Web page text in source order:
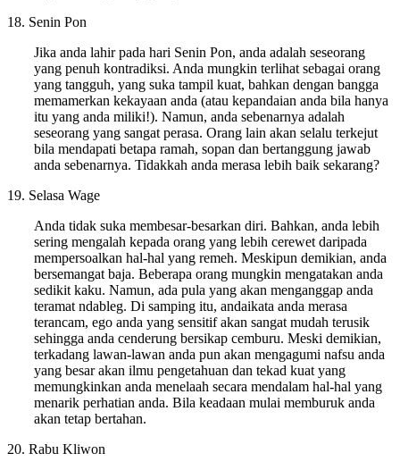
18. Senin Pon
Jika anda lahir pada hari Senin Pon, anda adalah seseorang
yang penuh kontradiksi. Anda mungkin terlihat sebagai orang
yang tangguh, yang suka tampil kuat, bahkan dengan bangga
memamerkan kekayaan anda (atau kepandaian anda bila hanya
itu yang anda miliki!). Namun, anda sebenarnya adalah
seseorang yang sangat perasa. Orang lain akan selalu terkejut
bila mendapati betapa ramah, sopan dan bertanggung jawab
anda sebenarnya. Tidakkah anda merasa lebih baik sekarang?
19. Selasa Wage
Anda tidak suka membesar-besarkan diri. Bahkan, anda lebih
sering mengalah kepada orang yang lebih cerewet daripada
mempersoalkan hal-hal yang remeh. Meskipun demikian, anda
bersemangat baja. Beberapa orang mungkin mengatakan anda
sedikit kaku. Namun, ada pula yang akan menganggap anda
teramat ndableg. Di samping itu, andaikata anda merasa
terancam, ego anda yang sensitif akan sangat mudah terusik
sehingga anda cenderung bersikap cemburu. Meski demikian,
terkadang lawan-lawan anda pun akan mengagumi nafsu anda
yang besar akan ilmu pengetahuan dan tekad kuat yang
memungkinkan anda menelaah secara mendalam hal-hal yang
menarik perhatian anda. Bila keadaan mulai memburuk anda
akan tetap bertahan.
20. Rabu Kliwon